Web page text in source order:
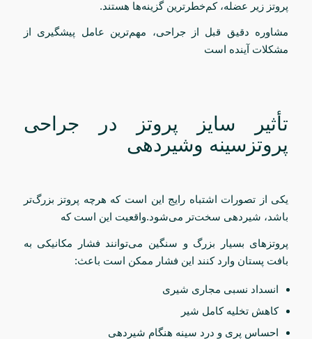
پروتز زیر عضله، کم‌خطرترین گزینه‌ها هستند.
مشاوره دقیق قبل از جراحی، مهم‌ترین عامل پیشگیری از
مشکلات آینده است
تأثیر سایز پروتز در جراحی
پروتزسینه وشیردهی
یکی از تصورات اشتباه رایج این است که هرچه پروتز بزرگ‌تر
باشد، شیردهی سخت‌تر می‌شود.واقعیت این است که
پروتزهای بسیار بزرگ و سنگین می‌توانند فشار مکانیکی به
بافت پستان وارد کنند این فشار ممکن است باعث:
انسداد نسبی مجاری شیری
کاهش تخلیه کامل شیر
احساس پری و درد سینه هنگام شیردهی